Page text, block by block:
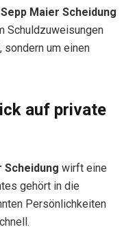
Sepp Maier Scheidung
Schuldzuweisungen
um einen
auf private
Scheidung wirft eine
gehört in die
Persönlichkeiten